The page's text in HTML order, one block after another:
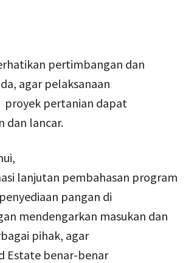
pertimbangan dan
agar pelaksanaan
proyek pertanian dapat
dan lancar.
lanjutan pembahasan program
pangan di
mendengarkan masukan dan
pihak, agar
Estate benar-benar